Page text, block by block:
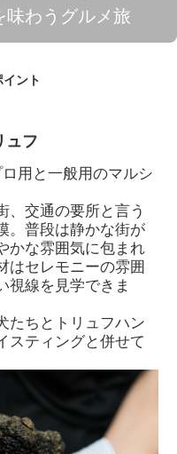
味わうグルメ旅
ント
ュフ
用と一般用のマルシ
、交通の要所と言う
。普段は静かな街が
かな雰囲気に包まれ
はセレモニーの雰囲
視線を見学できま
たちとトリュフハン
スティングと併せて